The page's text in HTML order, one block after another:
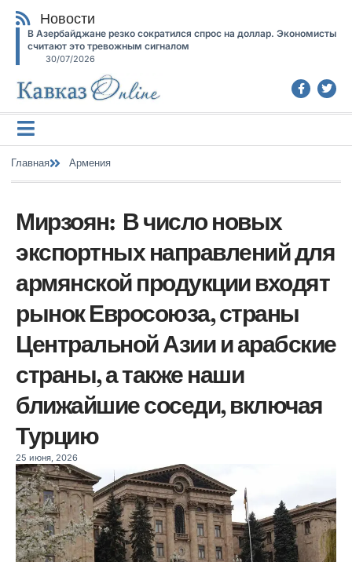
Новости
В Азербайджане резко сократился спрос на доллар. Экономисты
считают это тревожным сигналом
30/07/2026
Главная Армения
Мирзоян: В число новых
экспортных направлений для
армянской продукции входят
рынок Евросоюза, страны
Центральной Азии и арабские
страны, а также наши
ближайшие соседи, включая
Турцию
25 июня, 2026